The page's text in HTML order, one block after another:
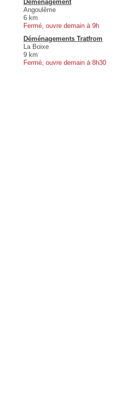
Déménagement
Angoulême
6 km
Fermé, ouvre demain à 9h
Déménagements Tratfrom
La Boixe
9 km
Fermé, ouvre demain à 8h30